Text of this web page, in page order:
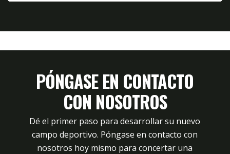
PÓNGASE EN CONTACTO
CON NOSOTROS
Dé el primer paso para desarrollar su nuevo
campo deportivo. Póngase en contacto con
nosotros hoy mismo para concertar una